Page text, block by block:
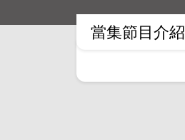
當集節目介紹